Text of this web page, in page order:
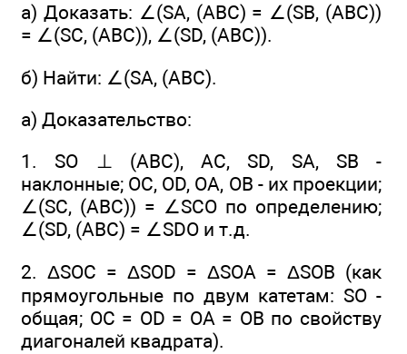
а) Доказать: ∠(SA, (ABC) = ∠(SB, (ABC))
= ∠(SC, (ABC)), ∠(SD, (ABC)).
б) Найти: ∠(SA, (ABC).
а) Доказательство:
1. SO ⊥ (ABC), AC, SD, SA, SB -
наклонные; ОС, OD, OA, OB - их проекции;
∠(SC, (ABC)) = ∠SCO по определению;
∠(SD, (ABC) = ∠SDO и т.д.
2. ΔSOC = ΔSOD = ΔSOA = ΔSOB (как
прямоугольные по двум катетам: SO -
общая; ОС = OD = ОА = ОВ по свойству
диагоналей квадрата).